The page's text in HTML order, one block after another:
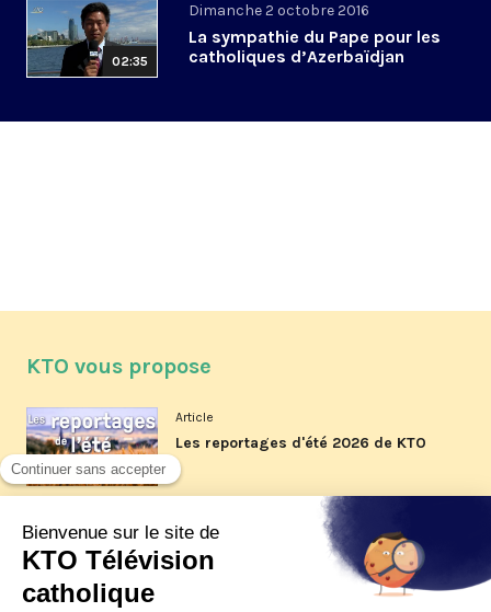
02:35
Dimanche 2 octobre 2016
La sympathie du Pape pour les
catholiques d’Azerbaïdjan
KTO vous propose
Article
Les reportages d'été 2026 de KTO
La visite pastorale du pape Léon
XIV à Assise à suivre sur KTO le
jeudi 6 août